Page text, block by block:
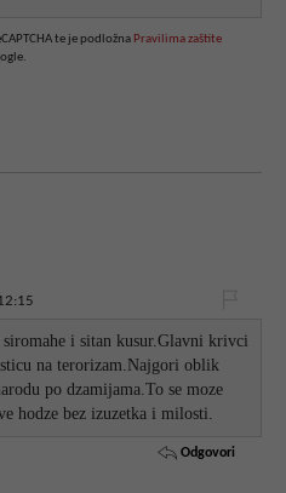
te je podložna Pravilima zaštite
i sitan kusur.Glavni krivci
na terorizam.Najgori oblik
po dzamijama.To se moze
hodze bez izuzetka i milosti.
Odgovori